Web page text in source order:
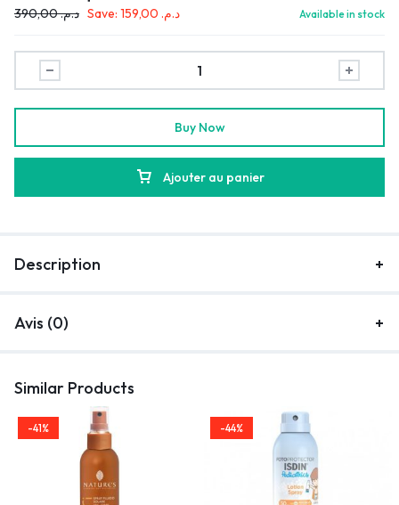
د.م.390,00 Save: د.م. Available in stock
Ajouter au panier
Buy Now
Description
Avis (0)
Similar Products
-41% -44%